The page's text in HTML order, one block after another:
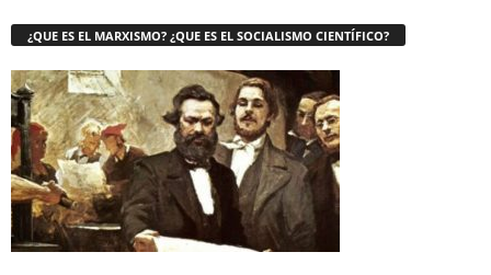
¿QUE ES EL MARXISMO? ¿QUE ES EL SOCIALISMO CIENTÍFICO?